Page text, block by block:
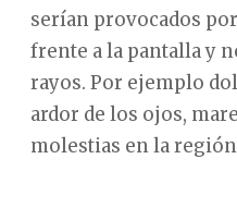
serían provocados
frente a la pantalla y
rayos. Por ejemplo
ardor de los ojos,
molestias en la